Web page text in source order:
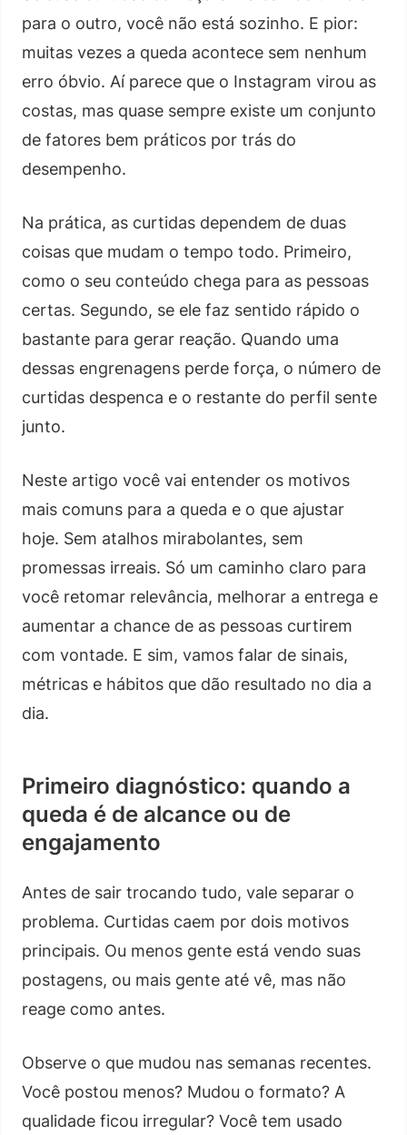
para o outro, você não está sozinho. E pior:
muitas vezes a queda acontece sem nenhum
erro óbvio. Aí parece que o Instagram virou as
costas, mas quase sempre existe um conjunto
de fatores bem práticos por trás do
desempenho.
Na prática, as curtidas dependem de duas
coisas que mudam o tempo todo. Primeiro,
como o seu conteúdo chega para as pessoas
certas. Segundo, se ele faz sentido rápido o
bastante para gerar reação. Quando uma
dessas engrenagens perde força, o número de
curtidas despenca e o restante do perfil sente
junto.
Neste artigo você vai entender os motivos
mais comuns para a queda e o que ajustar
hoje. Sem atalhos mirabolantes, sem
promessas irreais. Só um caminho claro para
você retomar relevância, melhorar a entrega e
aumentar a chance de as pessoas curtirem
com vontade. E sim, vamos falar de sinais,
métricas e hábitos que dão resultado no dia a
dia.
Primeiro diagnóstico: quando a
queda é de alcance ou de
engajamento
Antes de sair trocando tudo, vale separar o
problema. Curtidas caem por dois motivos
principais. Ou menos gente está vendo suas
postagens, ou mais gente até vê, mas não
reage como antes.
Observe o que mudou nas semanas recentes.
Você postou menos? Mudou o formato? A
qualidade ficou irregular? Você tem usado